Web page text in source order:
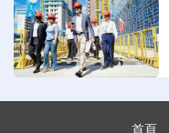
首頁